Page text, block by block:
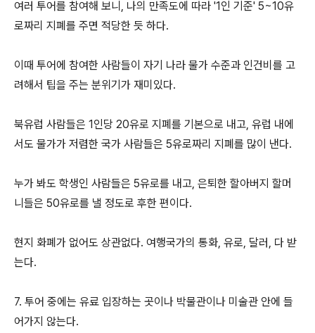
여러 투어를 참여해 보니, 나의 만족도에 따라 '1인 기준' 5~10유
로짜리 지폐를 주면 적당한 듯 하다.
이때 투어에 참여한 사람들이 자기 나라 물가 수준과 인건비를 고
려해서 팁을 주는 분위기가 재미있다.
북유럽 사람들은 1인당 20유로 지폐를 기본으로 내고, 유럽 내에
서도 물가가 저렴한 국가 사람들은 5유로짜리 지폐를 많이 낸다.
누가 봐도 학생인 사람들은 5유로를 내고, 은퇴한 할아버지 할머
니들은 50유로를 낼 정도로 후한 편이다.
현지 화폐가 없어도 상관없다. 여행국가의 통화, 유로, 달러, 다 받
는다.
7. 투어 중에는 유료 입장하는 곳이나 박물관이나 미술관 안에 들
어가지 않는다.